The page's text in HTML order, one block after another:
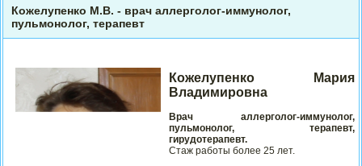
Кожелупенко М.В. - врач аллерголог-иммунолог,
пульмонолог, терапевт
Кожелупенко Мария
Владимировна
Врач аллерголог-иммунолог,
пульмонолог, терапевт,
гирудотерапевт.
Стаж работы более 25 лет.